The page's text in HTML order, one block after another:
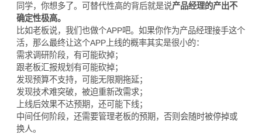
同学，你想多了。可替代性高的背后就是说产品经理的产出不
确定性极高。
比如老板说，我们也做个APP吧。如果你作为产品经理接手这个
活，那么最终让这个APP上线的概率其实是很小的：
需求调研阶段，有可能砍掉；
跟老板汇报规划有可能砍掉；
发现预算不支持，可能无限期拖延；
发现技术难突破，被迫重新改需求；
上线后效果不达预期，还可能下线；
中间任何阶段，还需要管理老板的预期，否则会随时被停掉或
换人。